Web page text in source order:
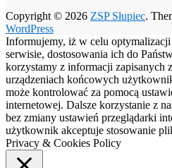
Copyright © 2026 ZSP Słupiec.
WordPress
Informujemy, iż w celu
serwisie, dostosowania ich do
korzystamy z informacji zapisanych
urządzeniach końcowych
może kontrolować za pomocą
internetowej. Dalsze korzystanie z
bez zmiany ustawień przeglądarki
użytkownik akceptuje stosowanie
Privacy & Cookies Policy